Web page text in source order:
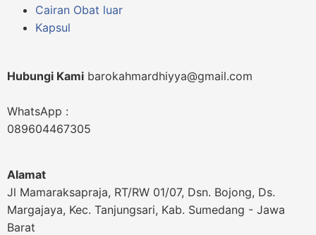
Cairan Obat luar
Kapsul
Hubungi Kami barokahmardhiyya@gmail.com
WhatsApp :
089604467305
Alamat
Jl Mamaraksapraja, RT/RW 01/07, Dsn. Bojong, Ds.
Margajaya, Kec. Tanjungsari, Kab. Sumedang - Jawa
Barat